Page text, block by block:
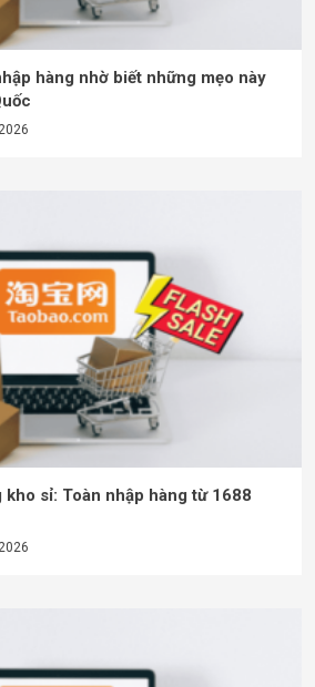
hàng nhờ biết những mẹo này
kho sỉ: Toàn nhập hàng từ 1688